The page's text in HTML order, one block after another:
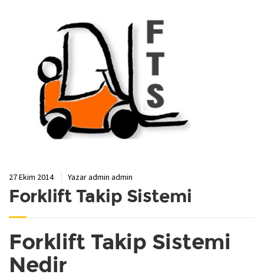
27 Ekim 2014 Yazaradmin admin
Forklift Takip Sistemi
Forklift Takip Sistemi
Nedir